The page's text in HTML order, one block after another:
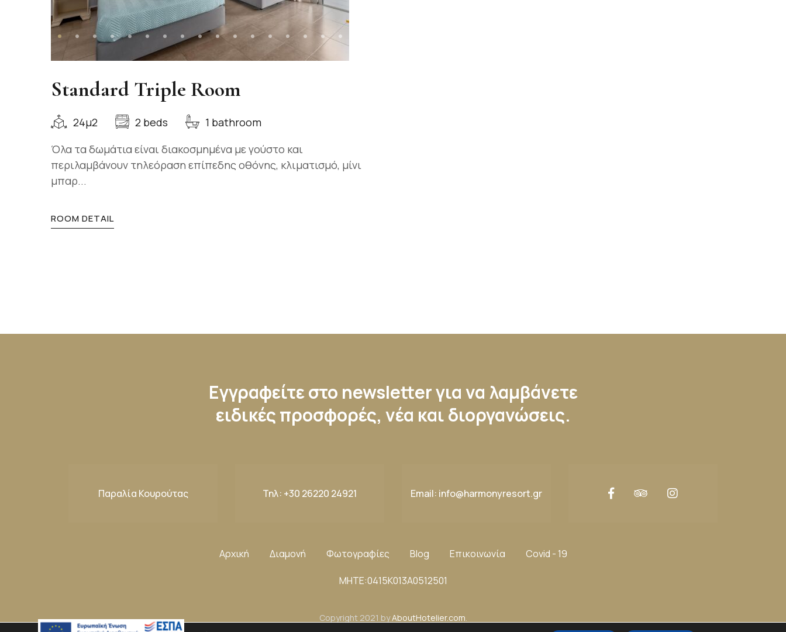
Standard Triple Room
24μ2 2 beds
1 bathroom
Όλα τα δωμάτια είναι διακοσμημένα με γούστο και
περιλαμβάνουν τηλεόραση επίπεδης οθόνης, κλιματισμό, μίνι
μπαρ...
ROOM DETAIL
Εγγραφείτε στο newsletter για να λαμβάνετε
ειδικές προσφορές, νέα και διοργανώσεις.
Παραλία Κουρούτας Τηλ: +30 26220 24921 Email: info@harmonyresort.gr
Αρχική Διαμονή Φωτογραφίες Blog Επικοινωνία Covid - 19
ΜΗΤΕ:0415K013A0512501
Copyright 2021 byAboutHotelier.com.